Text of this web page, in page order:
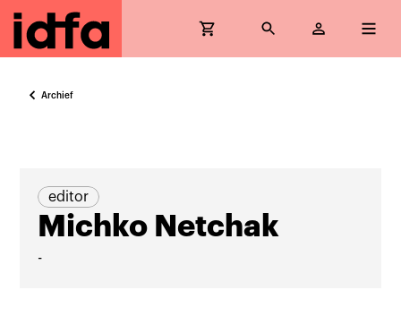
Archief
editor
Michko Netchak
-